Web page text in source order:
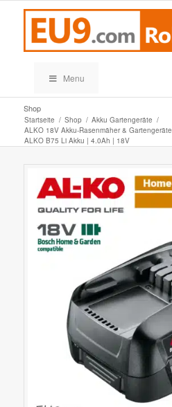
Menu
Shop
Startseite / Shop / Akku Gartengeräte /
ALKO 18V Akku-Rasenmäher & Gartengeräte
ALKO B75 Li Akku | 4.0Ah | 18V